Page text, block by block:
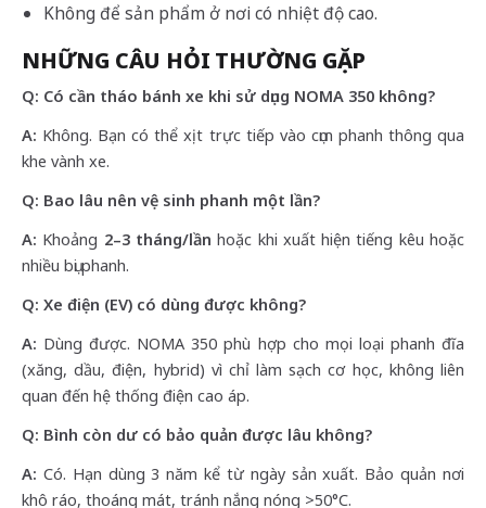
Không để sản phẩm ở nơi có nhiệt độ cao.
NHỮNG CÂU HỎI THƯỜNG GẶP
Q: Có cần tháo bánh xe khi sử dụng NOMA 350 không?
A: Không. Bạn có thể xịt trực tiếp vào cụm phanh thông qua
khe vành xe.
Q: Bao lâu nên vệ sinh phanh một lần?
A: Khoảng 2–3 tháng/lần hoặc khi xuất hiện tiếng kêu hoặc
nhiều bụi phanh.
Q: Xe điện (EV) có dùng được không?
A: Dùng được. NOMA 350 phù hợp cho mọi loại phanh đĩa
(xăng, dầu, điện, hybrid) vì chỉ làm sạch cơ học, không liên
quan đến hệ thống điện cao áp.
Q: Bình còn dư có bảo quản được lâu không?
A: Có. Hạn dùng 3 năm kể từ ngày sản xuất. Bảo quản nơi
khô ráo, thoáng mát, tránh nắng nóng >50°C.